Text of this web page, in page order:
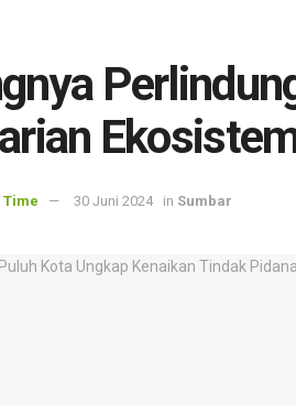
Time 30 Juni 2024 in Sumbar